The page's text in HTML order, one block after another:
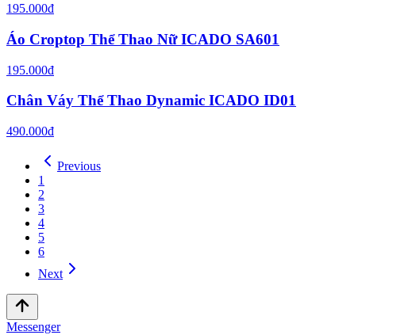
195.000đ
Áo Croptop Thể Thao Nữ ICADO SA601
195.000đ
Chân Váy Thể Thao Dynamic ICADO ID01
490.000đ
Previous
1
2
3
4
5
6
Next
Messenger